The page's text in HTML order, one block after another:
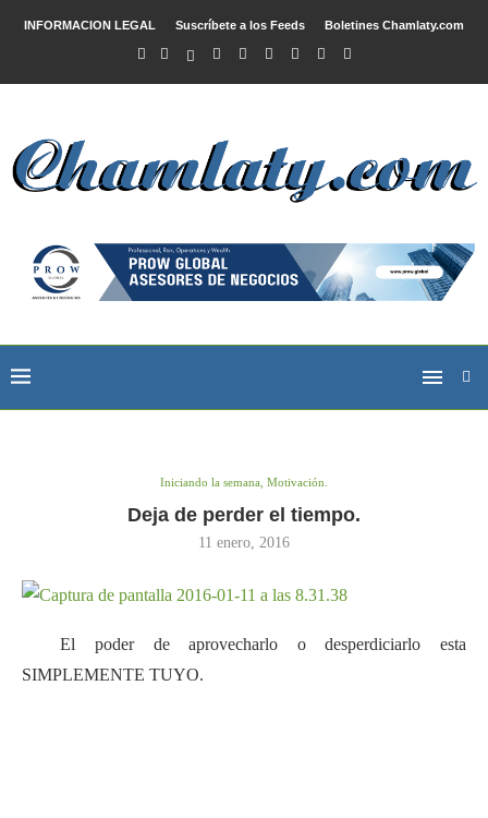
INFORMACION LEGAL Suscríbete a los Feeds Boletines Chamlaty.com
Iniciando la semana, Motivación.
Deja de perder el tiempo.
11 enero, 2016
El poder de aprovecharlo o desperdiciarlo esta
SIMPLEMENTE TUYO.